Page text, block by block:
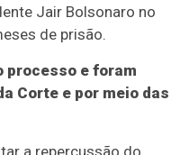
Jair Bolsonaro no
de prisão.
processo e foram
Corte e por meio das